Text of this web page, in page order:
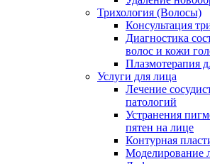
Трихология (Волосы)
Консультация
Диагностика
волос и кожи
Плазмотерапия
Услуги для лица
Лечение
патологий
Устранения
пятен на лице
Контурная
Моделирование